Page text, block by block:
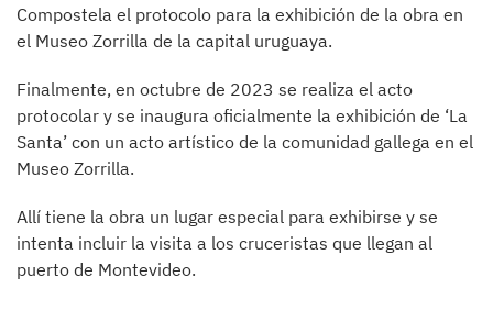
Compostela el protocolo para la exhibición de la obra en
el Museo Zorrilla de la capital uruguaya.
Finalmente, en octubre de 2023 se realiza el acto
protocolar y se inaugura oficialmente la exhibición de ‘La
Santa’ con un acto artístico de la comunidad gallega en el
Museo Zorrilla.
Allí tiene la obra un lugar especial para exhibirse y se
intenta incluir la visita a los cruceristas que llegan al
puerto de Montevideo.